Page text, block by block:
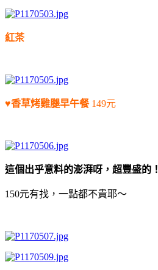
紅茶
♥香草烤雞腿早午餐149元
這個出乎意料的澎湃呀，超豐盛的！
150元有找，一點都不貴耶～